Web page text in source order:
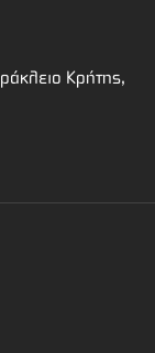
Κρήτης,